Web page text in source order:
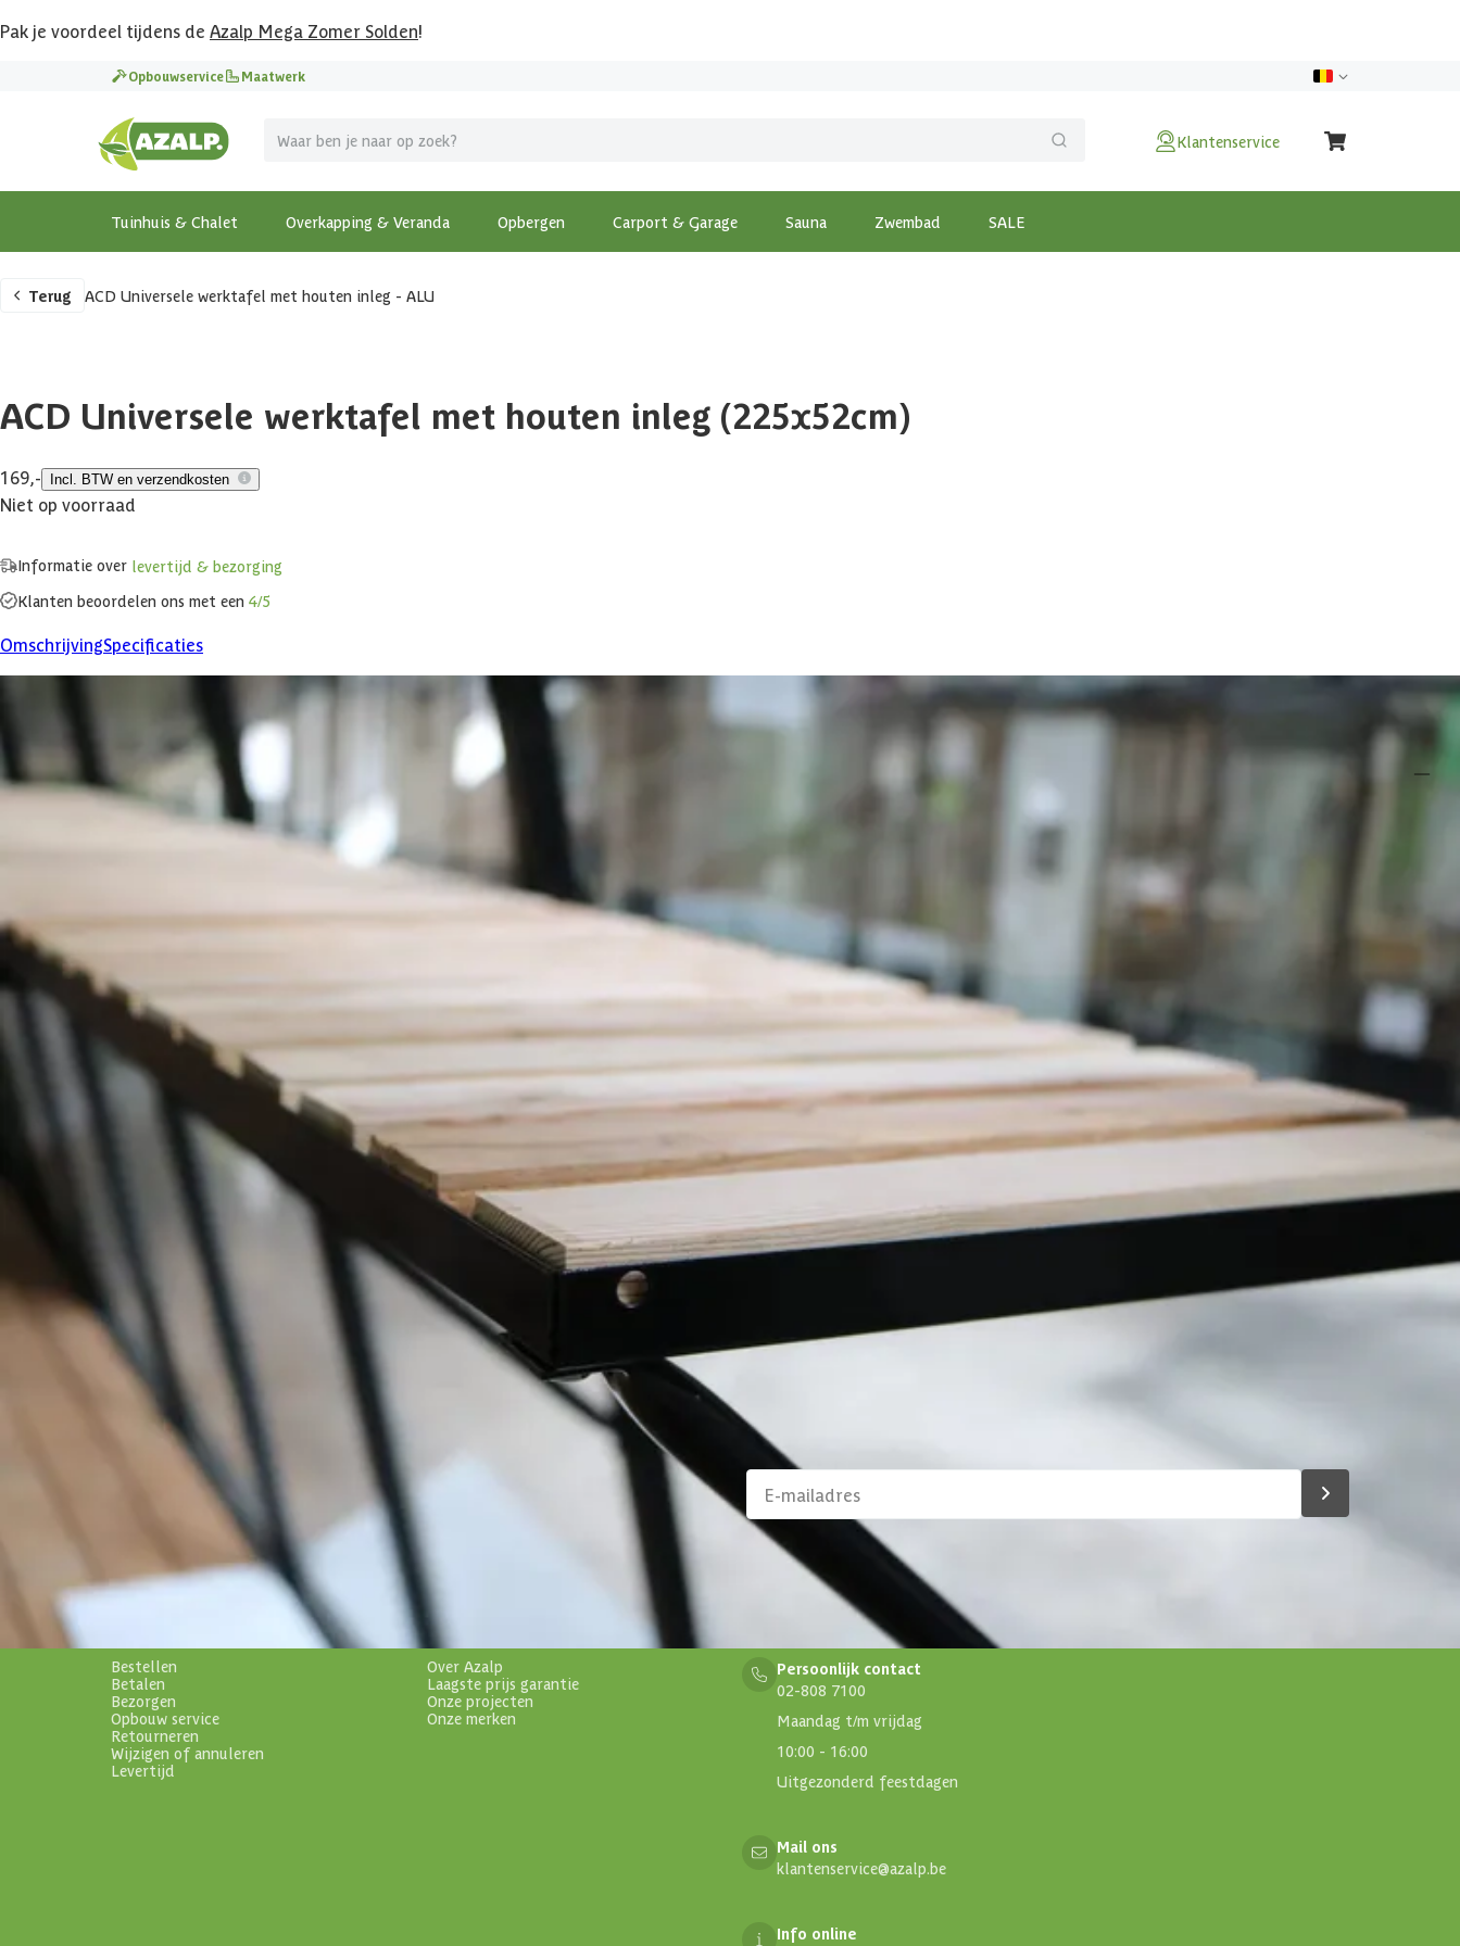
Pak je voordeel tijdens de Azalp Mega Zomer Solden!
Opbouwservice Maatwerk
Klantenservice
Tuinhuis & Chalet Overkapping & Veranda Opbergen Carport & Garage Sauna Zwembad SALE
Terug ACD Universele werktafel met houten inleg - ALU
ACD Universele werktafel met houten inleg (225x52cm)
169,- Incl. BTW en verzendkosten
Niet op voorraad
Informatie over levertijd & bezorging
Klanten beoordelen ons met een 4/5
OmschrijvingSpecificaties
Specificaties
Belangrijke specificaties
ACD
Azalp artikelcode 24-277-0080-0
EAN-code
4,5/5 bij Trustpilot tegen scherpe prijzen Maatwerk: We maken het betaalbaar.
02-808 7100
Direct antwoord
Chat met ons
Binnen 1 werkdag antwoord
Schrijf je in voor onze nieuwsbrief
Maak van je tuin een droomtuin! Ontvang exclusieve aanbiedingen en
blijf als eerste op de hoogte van ons assortiment!
Bestellen
Betalen
Bezorgen
Opbouw service
Retourneren
Wijzigen of annuleren
Levertijd
Azalp
Over Azalp
Laagste prijs garantie
Onze projecten
Onze merken
Persoonlijk contact
02-808 7100
Maandag t/m vrijdag
10:00 - 16:00
Uitgezonderd feestdagen
Mail ons
klantenservice@azalp.be
Info online